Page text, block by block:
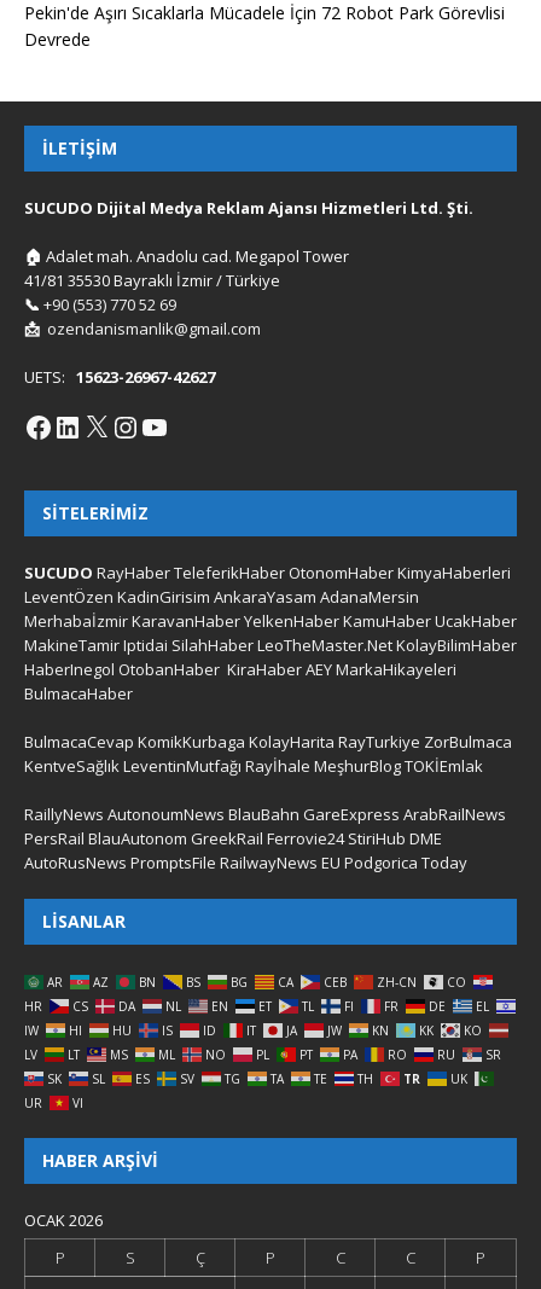
Pekin'de Aşırı Sıcaklarla Mücadele İçin 72 Robot Park Görevlisi
Devrede
İLETIŞIM
SUCUDO Dijital Medya Reklam Ajansı Hizmetleri Ltd. Şti.
🏠 Adalet mah. Anadolu cad. Megapol Tower
41/81 35530 Bayraklı İzmir / Türkiye
📞 +90 (553) 770 52 69
📩 ozendanismanlik@gmail.com
UETS: 15623-26967-42627
SITELERIMIZ
SUCUDO RayHaberTeleferikHaber OtonomHaberKimyaHaberleri
LeventÖzen KadinGirisim AnkaraYasam AdanaMersin
MerhabaİzmirKaravanHaberYelkenHaberKamuHaberUcakHaber
MakineTamirIptidai SilahHaberLeoTheMaster.NetKolayBilimHaber
HaberInegol OtobanHaber KiraHaberAEYMarkaHikayeleri
BulmacaHaber
BulmacaCevap KomikKurbaga KolayHarita RayTurkiye ZorBulmaca
KentveSağlıkLeventinMutfağı Rayİhale MeşhurBlogTOKİEmlak
RaillyNews AutonoumNews BlauBahn GareExpress ArabRailNews
PersRail BlauAutonom GreekRail Ferrovie24 StiriHub DME
AutoRusNews PromptsFile RailwayNews EU Podgorica Today
LISANLAR
AR AZ BN BS BG CA CEB ZH-CN
CO
HR
CS DA NL EN ET TL FI FR DE
EL
IW
HI HU IS ID IT JA JW KN KK
KO
LV
LT MS ML NO PL PT PA RO RU
SR
SK
SL ES SV TG TA TE TH TR
UK
UR
VI
HABER ARŞIVI
OCAK 2026
P
S Ç P C C
P